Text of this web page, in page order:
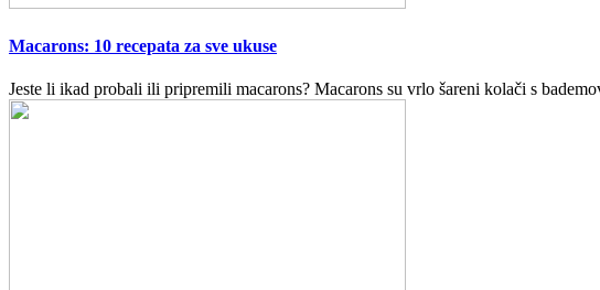
Macarons: 10 recepata za sve ukuse
Jeste li ikad probali ili pripremili macarons? Macarons su vrlo šareni kolači s